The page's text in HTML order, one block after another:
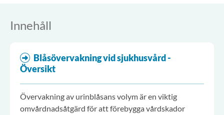
Innehåll
Blåsövervakning vid sjukhusvård -
Översikt
Övervakning av urinblåsans volym är en viktig
omvårdnadsåtgärd för att förebygga vårdskador